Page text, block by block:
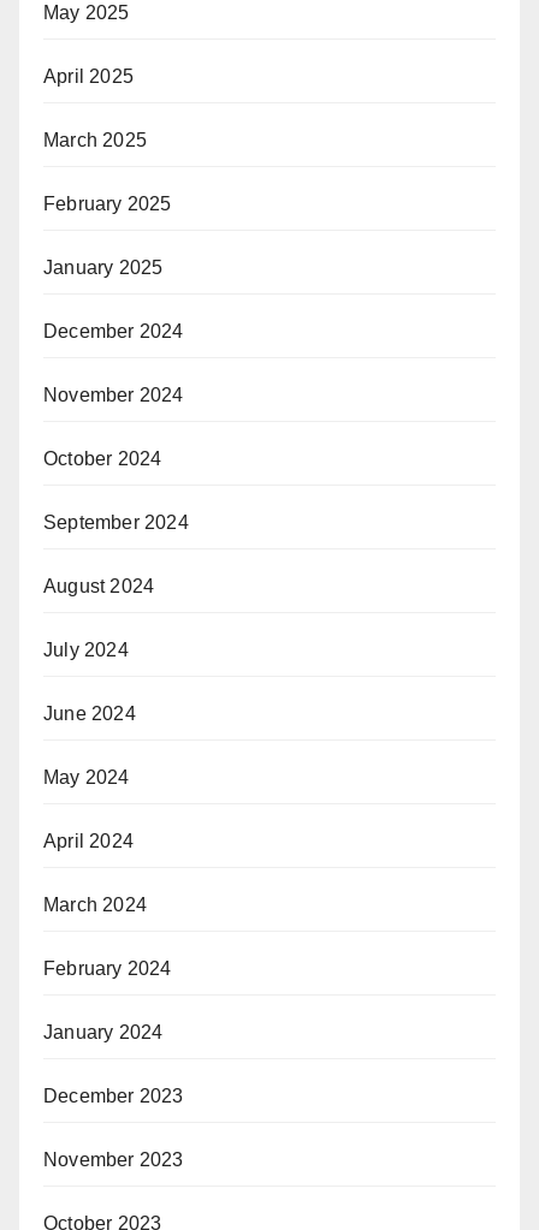
May 2025
April 2025
March 2025
February 2025
January 2025
December 2024
November 2024
October 2024
September 2024
August 2024
July 2024
June 2024
May 2024
April 2024
March 2024
February 2024
January 2024
December 2023
November 2023
October 2023